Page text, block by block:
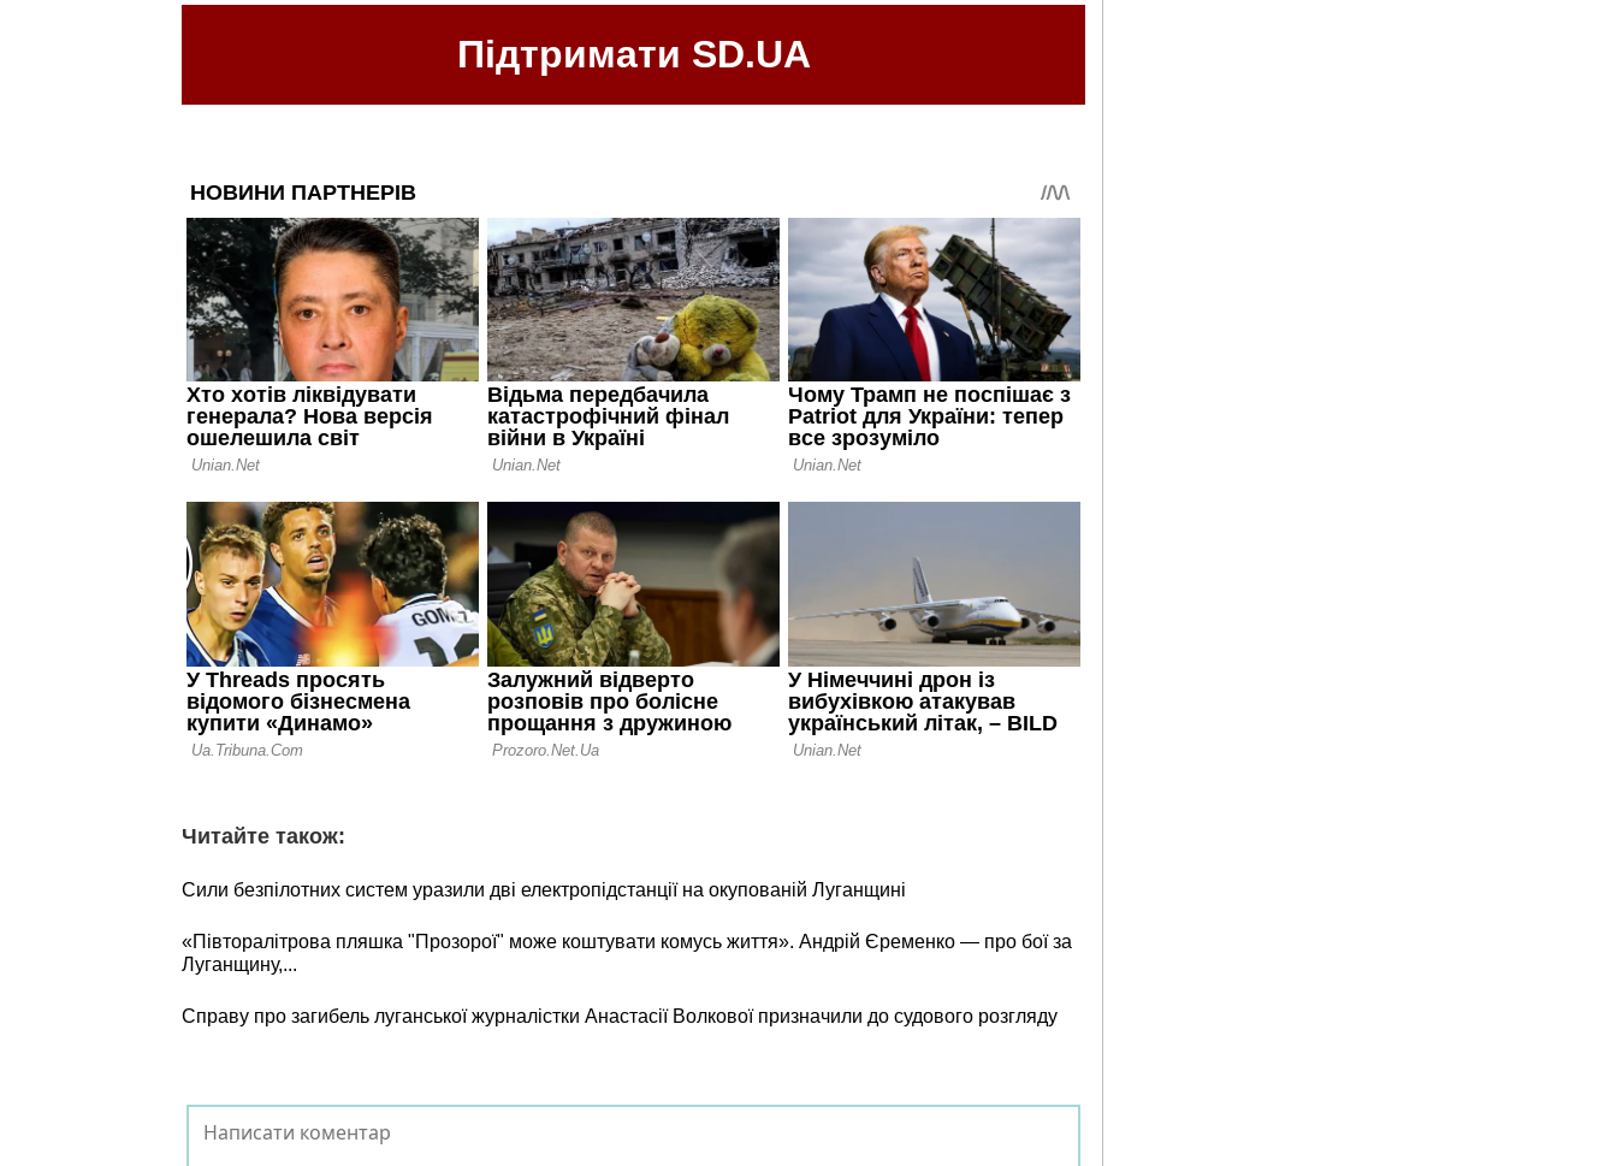
Підтримати SD.UA
Читайте також:
Сили безпілотних систем уразили дві електропідстанції на окупованій Луганщині
«Півторалітрова пляшка "Прозорої" може коштувати комусь життя». Андрій Єременко — про бої за
Луганщину,...
Справу про загибель луганської журналістки Анастасії Волкової призначили до судового розгляду